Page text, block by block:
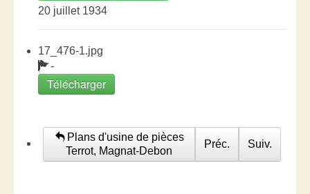
20 juillet 1934
17_476-1.jpg
-
Télécharger
Plans d'usine de pièces
Terrot, Magnat-Debon
Préc. Suiv.